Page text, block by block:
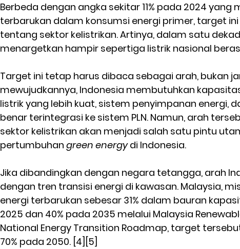
Berbeda dengan angka sekitar 11% pada 2024
terbarukan dalam konsumsi energi primer, target
tentang sektor kelistrikan. Artinya, dalam satu
menargetkan hampir sepertiga listrik nasional
Target ini tetap harus dibaca sebagai arah, bukan
mewujudkannya, Indonesia membutuhkan
listrik yang lebih kuat, sistem penyimpanan energi,
benar terintegrasi ke sistem PLN. Namun, arah
sektor kelistrikan akan menjadi salah satu pintu
pertumbuhan green energy di Indonesia.
Jika dibandingkan dengan negara tetangga, arah
dengan tren transisi energi di kawasan. Malaysia,
energi terbarukan sebesar 31% dalam bauran
2025 dan 40% pada 2035 melalui Malaysia
National Energy Transition Roadmap, target
70% pada 2050. [4][5]